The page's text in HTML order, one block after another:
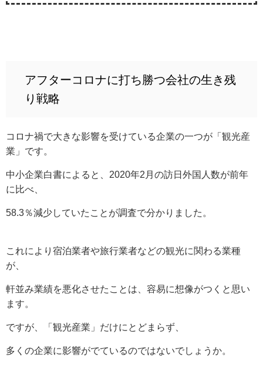
アフターコロナに打ち勝つ会社の生き残
り戦略
コロナ禍で大きな影響を受けている企業の一つが「観光産
業」です。
中小企業白書によると、2020年2月の訪日外国人数が前年
に比べ、
58.3％減少していたことが調査で分かりました。
これにより宿泊業者や旅行業者などの観光に関わる業種
が、
軒並み業績を悪化させたことは、容易に想像がつくと思い
ます。
ですが、「観光産業」だけにとどまらず、
多くの企業に影響がでているのではないでしょうか。